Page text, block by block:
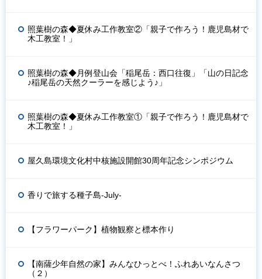
照葉樹の森◆夏休み工作教室②「親子で作ろう！鹿児島材で
木工教室！」
照葉樹の森◆月例登山会「稲尾岳：西口往復」「山の日記念
♪稲尾岳の天然クーラーを感じよう♪」
照葉樹の森◆夏休み工作教室①「親子で作ろう！鹿児島材で
木工教室！」
屋久島環境文化村中核施設開館30周年記念シンポジウム
香りで旅する種子島-July-
【フラワーパーク】植物観察と標本作り
【南薩少年自然の家】みんなひっとべ！ふれあいなんさつ
（２）